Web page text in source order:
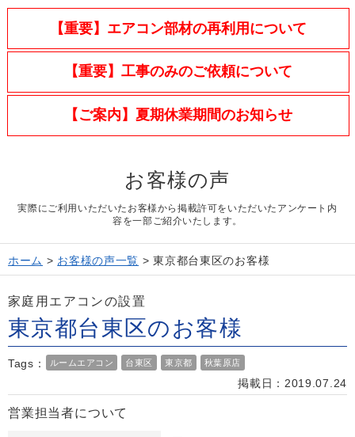
エアコンを選ぶ
Airconditioner search
店舗案内
Company
施工実績
Work
Question
お問い合わせ
Contact us
電話問い合わせはこちら
無料見積り依頼はこちら
【重要】エアコン部材の再利用について
【重要】工事のみのご依頼について
【ご案内】夏期休業期間のお知らせ
お客様の声
実際にご利用いただいたお客様から掲載許可をいただいたアンケート内
容を一部ご紹介いたします。
ホーム > お客様の声一覧 >東京都台東区のお客様
家庭用エアコンの設置
東京都台東区のお客様
Tags： ルームエアコン 台東区 東京都 秋葉原店
掲載日：2019.07.24
営業担当者について